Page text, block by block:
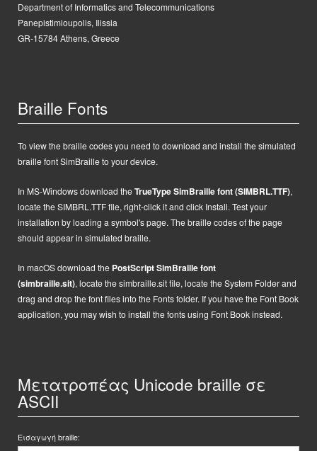
Department of Informatics and Telecommunications
Panepistimioupolis, Ilissia
GR-15784 Athens, Greece
Braille Fonts
To view the braille codes you need to download and install the simulated
braille font SimBraille to your device.
In MS-Windows download theTrueType SimBraille font (SIMBRL.TTF),
locate the SIMBRL.TTF file, right-click it and click Install. Test your
installation by loading a symbol's page. The braille codes of the page
should appear in simulated braille.
In macOSdownload the PostScriptSimBraille font
(simbraille.sit), locate thesimbraille.sitfile, locate the System Folder and
drag and drop the font files into the Fonts folder. If you have the Font Book
application, you may wish to install the fonts using Font Book instead.
Μετατροπέας Unicode braille σε
ASCII
Εισαγωγή braille: